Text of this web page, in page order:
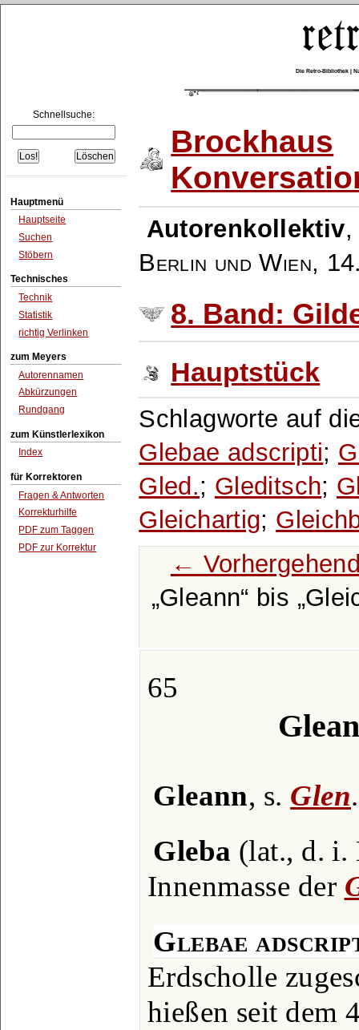
Die Retro-Bibliothek |
Schnellsuche:
Hauptmenü
Hauptseite
Suchen
Stöbern
Technisches
Technik
Statistik
richtig Verlinken
zum Meyers
Autorennamen
Abkürzungen
Rundgang
zum Künstlerlexikon
Index
für Korrektoren
Fragen & Antworten
Korrekturhilfe
PDF zum Taggen
PDF zur Korrektur
Brockhaus
Autorenkollektiv
Berlin und Wien,
8. Band:
Hauptstück
Schlagworte auf
Glebae adscripti;
Gled.; Gleditsch;
Gleichartig;
←
Gleann
bis
65
Gleann, s. Glen.
Gleba (lat., d. i.
Innenmasse der
Glebae
Erdscholle
hießen seit dem